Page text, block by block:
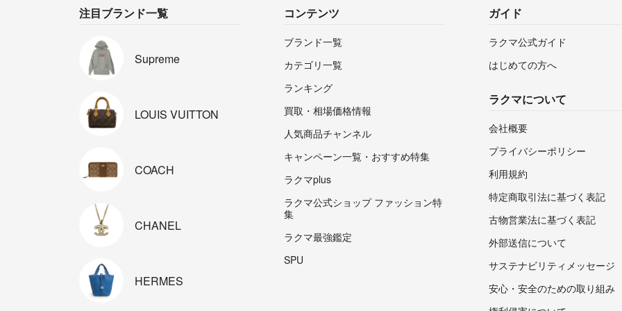
注目ブランド一覧
Supreme
LOUIS VUITTON
COACH
CHANEL
HERMES
コンテンツ
ブランド一覧
カテゴリ一覧
ランキング
買取・相場価格情報
人気商品チャンネル
キャンペーン一覧・おすすめ特集
ラクマplus
ラクマ公式ショップ ファッション特
集
ラクマ最強鑑定
SPU
ガイド
ラクマ公式ガイド
はじめての方へ
ラクマについて
会社概要
プライバシーポリシー
利用規約
特定商取引法に基づく表記
古物営業法に基づく表記
外部送信について
サステナビリティメッセージ
安心・安全のための取り組み